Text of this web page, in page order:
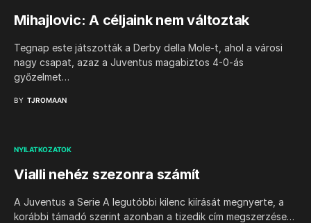
Mihajlovic: A céljaink nem változtak
Tegnap este játszották a Derby della Mole-t, ahol a városi
nagy csapat, azaz a Juventus magabiztos 4-0-ás
győzelmet…
BY TJROMAAN
NYILATKOZATOK
Vialli nehéz szezonra számít
A Juventus a Serie A legutóbbi kilenc kiírását megnyerte, a
korábbi támadó szerint azonban a tizedik cím megszerzése…